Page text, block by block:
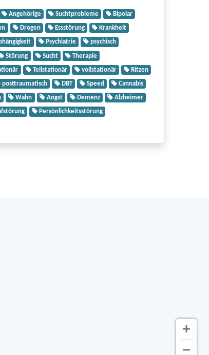
Angehörige Suchtprobleme Bipolar
Drogen Essstörung Krankheit
Psychiatrie psychisch
Störung Sucht Therapie
Teilstationär vollstationär Ritzen
posttraumatisch DBT Speed Cannabis
Wahn Angst Demenz Alzheimer
Persönlichkeitsstörung